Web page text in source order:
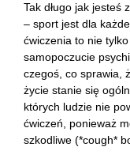
Tak długo jak jesteś
– sport jest dla
ćwiczenia to nie
samopoczucie
czegoś, co sprawia,
życie stanie się
których ludzie nie
ćwiczeń, ponieważ
szkodliwe (*cough*